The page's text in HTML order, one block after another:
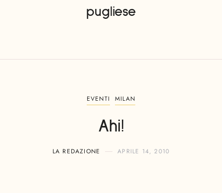
pugliese
EVENTI MILAN
Ahi!
LA REDAZIONE APRILE 14, 2010